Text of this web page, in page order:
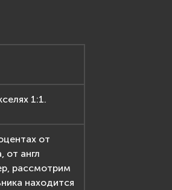
1:1.
от
от англ
рассмотрим
находится